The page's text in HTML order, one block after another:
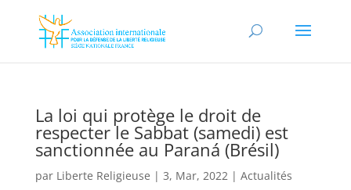
La loi qui protège le droit de
respecter le Sabbat (samedi) est
sanctionnée au Paraná (Brésil)
par Liberte Religieuse | 3, Mar, 2022| Actualités